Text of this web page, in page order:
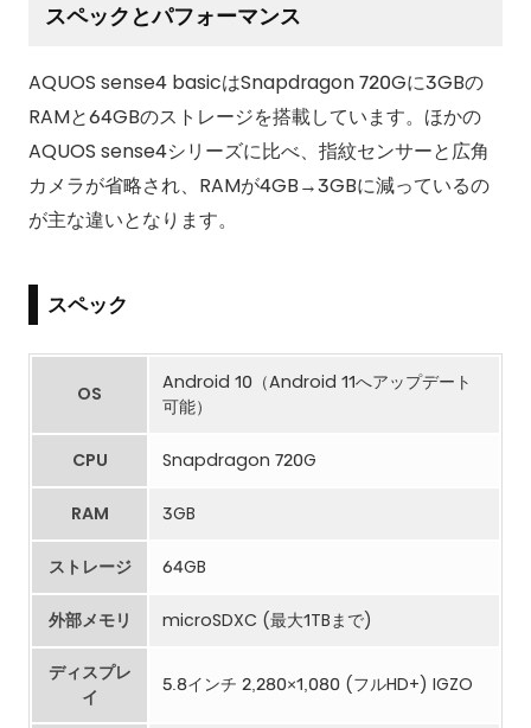
スペックとパフォーマンス
AQUOS sense4 basicはSnapdragon 720Gに3GBの
RAMと64GBのストレージを搭載しています。ほかの
AQUOS sense4シリーズに比べ、指紋センサーと広角
カメラが省略され、RAMが4GB→3GBに減っているの
が主な違いとなります。
スペック
OS
Android 10（Android 11へアップデート
可能）
CPU Snapdragon 720G
RAM 3GB
ストレージ 64GB
外部メモリ microSDXC (最大1TBまで)
ディスプレ
イ
5.8インチ 2,280×1,080 (フルHD+) IGZO